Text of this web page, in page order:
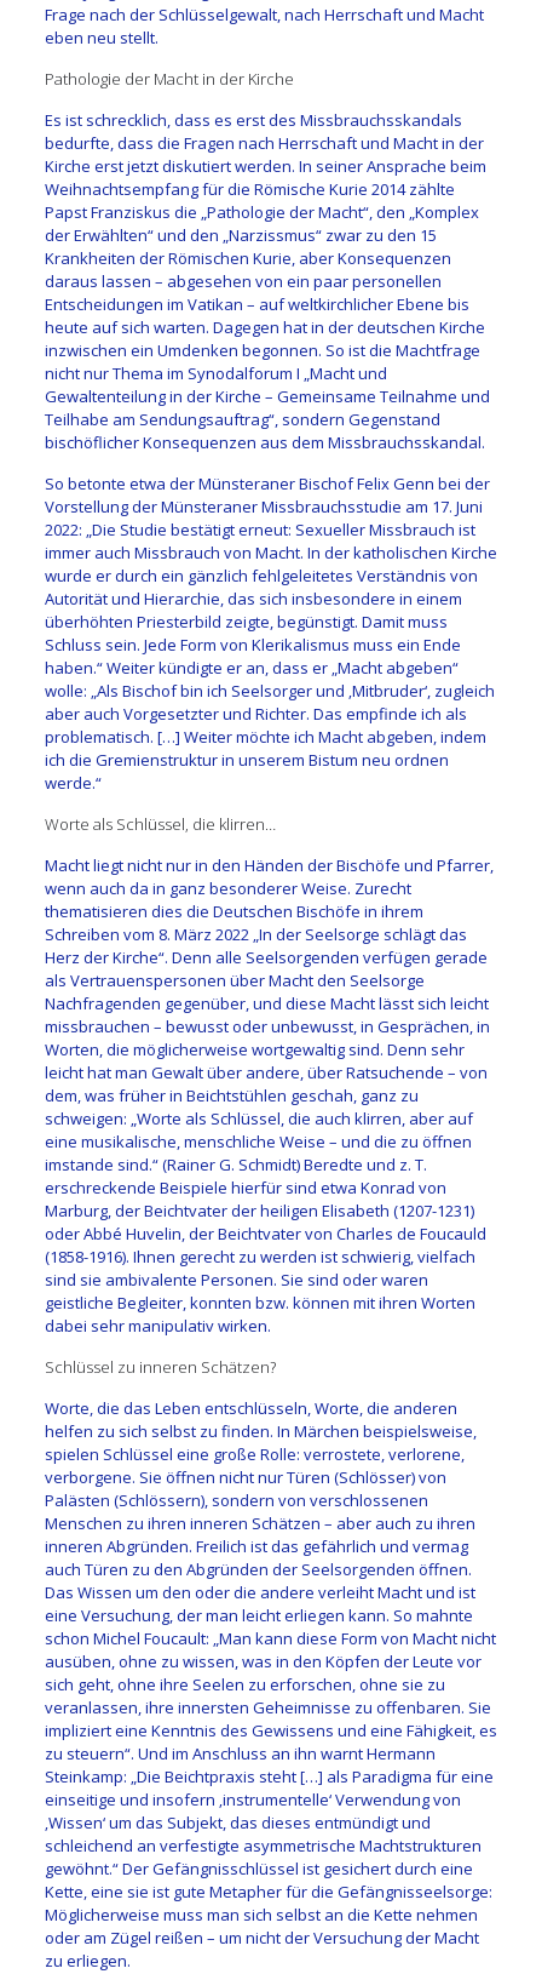
Frage nach der Schlüsselgewalt, nach Herrschaft und Macht
eben neu stellt.
Pathologie der Macht in der Kirche
Es ist schrecklich, dass es erst des Missbrauchsskandals
bedurfte, dass die Fragen nach Herrschaft und Macht in der
Kirche erst jetzt diskutiert werden. In seiner Ansprache beim
Weihnachtsempfang für die Römische Kurie 2014 zählte
Papst Franziskus die „Pathologie der Macht“, den „Komplex
der Erwählten“ und den „Narzissmus“ zwar zu den 15
Krankheiten der Römischen Kurie, aber Konsequenzen
daraus lassen – abgesehen von ein paar personellen
Entscheidungen im Vatikan – auf weltkirchlicher Ebene bis
heute auf sich warten. Dagegen hat in der deutschen Kirche
inzwischen ein Umdenken begonnen. So ist die Machtfrage
nicht nur Thema im Synodalforum I „Macht und
Gewaltenteilung in der Kirche – Gemeinsame Teilnahme und
Teilhabe am Sendungsauftrag“, sondern Gegenstand
bischöflicher Konsequenzen aus dem Missbrauchsskandal.
So betonte etwa der Münsteraner Bischof Felix Genn bei der
Vorstellung der Münsteraner Missbrauchsstudie am 17. Juni
2022: „Die Studie bestätigt erneut: Sexueller Missbrauch ist
immer auch Missbrauch von Macht. In der katholischen Kirche
wurde er durch ein gänzlich fehlgeleitetes Verständnis von
Autorität und Hierarchie, das sich insbesondere in einem
überhöhten Priesterbild zeigte, begünstigt. Damit muss
Schluss sein. Jede Form von Klerikalismus muss ein Ende
haben.“ Weiter kündigte er an, dass er „Macht abgeben“
wolle: „Als Bischof bin ich Seelsorger und ‚Mitbruder‘, zugleich
aber auch Vorgesetzter und Richter. Das empfinde ich als
problematisch. […] Weiter möchte ich Macht abgeben, indem
ich die Gremienstruktur in unserem Bistum neu ordnen
werde.“
Worte als Schlüssel, die klirren…
Macht liegt nicht nur in den Händen der Bischöfe und Pfarrer,
wenn auch da in ganz besonderer Weise. Zurecht
thematisieren dies die Deutschen Bischöfe in ihrem
Schreiben vom 8. März 2022 „In der Seelsorge schlägt das
Herz der Kirche“. Denn alle Seelsorgenden verfügen gerade
als Vertrauenspersonen über Macht den Seelsorge
Nachfragenden gegenüber, und diese Macht lässt sich leicht
missbrauchen – bewusst oder unbewusst, in Gesprächen, in
Worten, die möglicherweise wortgewaltig sind. Denn sehr
leicht hat man Gewalt über andere, über Ratsuchende – von
dem, was früher in Beichtstühlen geschah, ganz zu
schweigen: „Worte als Schlüssel, die auch klirren, aber auf
eine musikalische, menschliche Weise – und die zu öffnen
imstande sind.“ (Rainer G. Schmidt) Beredte und z. T.
erschreckende Beispiele hierfür sind etwa Konrad von
Marburg, der Beichtvater der heiligen Elisabeth (1207-1231)
oder Abbé Huvelin, der Beichtvater von Charles de Foucauld
(1858-1916). Ihnen gerecht zu werden ist schwierig, vielfach
sind sie ambivalente Personen. Sie sind oder waren
geistliche Begleiter, konnten bzw. können mit ihren Worten
dabei sehr manipulativ wirken.
Schlüssel zu inneren Schätzen?
Worte, die das Leben entschlüsseln, Worte, die anderen
helfen zu sich selbst zu finden. In Märchen beispielsweise,
spielen Schlüssel eine große Rolle: verrostete, verlorene,
verborgene. Sie öffnen nicht nur Türen (Schlösser) von
Palästen (Schlössern), sondern von verschlossenen
Menschen zu ihren inneren Schätzen – aber auch zu ihren
inneren Abgründen. Freilich ist das gefährlich und vermag
auch Türen zu den Abgründen der Seelsorgenden öffnen.
Das Wissen um den oder die andere verleiht Macht und ist
eine Versuchung, der man leicht erliegen kann. So mahnte
schon Michel Foucault: „Man kann diese Form von Macht nicht
ausüben, ohne zu wissen, was in den Köpfen der Leute vor
sich geht, ohne ihre Seelen zu erforschen, ohne sie zu
veranlassen, ihre innersten Geheimnisse zu offenbaren. Sie
impliziert eine Kenntnis des Gewissens und eine Fähigkeit, es
zu steuern“. Und im Anschluss an ihn warnt Hermann
Steinkamp: „Die Beichtpraxis steht […] als Paradigma für eine
einseitige und insofern ‚instrumentelle‘ Verwendung von
‚Wissen‘ um das Subjekt, das dieses entmündigt und
schleichend an verfestigte asymmetrische Machtstrukturen
gewöhnt.“ Der Gefängnisschlüssel ist gesichert durch eine
Kette, eine sie ist gute Metapher für die Gefängnisseelsorge:
Möglicherweise muss man sich selbst an die Kette nehmen
oder am Zügel reißen – um nicht der Versuchung der Macht
zu erliegen.